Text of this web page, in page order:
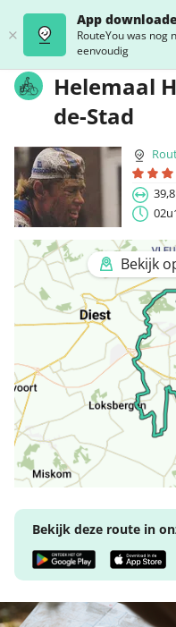
App
RouteYou was nog
eenvoudig
Helemaal
de-Stad
Bekijk
Bekijk deze route in